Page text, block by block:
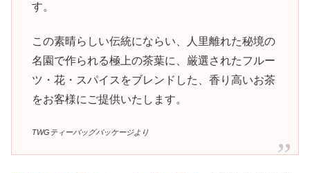
す。
この素晴らしい伝統にならい、人里離れた秘境の
名園で作られる極上の茶葉に、厳選されたフルー
ツ・花・スパイスをブレンドした、香り高いお茶
をお客様にご提供いたします。
TWGティーバッグパッケージより